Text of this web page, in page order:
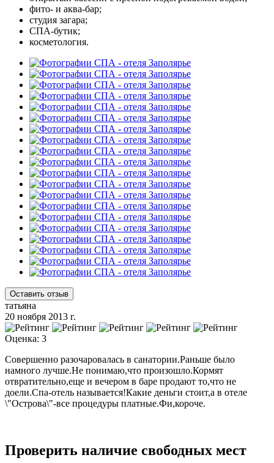
фито- и аква-бар;
студия загара;
СПА-бутик;
косметология.
Оставить отзыв
татьяна
20 ноября 2013 г.
Оценка: 3
Совершенно разочаровалась в санатории.Раньше было
намного лучше.Не понимаю,что произошло.Кормят
отвратительно,еще и вечером в баре продают то,что не
доели.Спа-отель называется!Какие деньги стоит,а в отеле
\"Острова\"-все процедуры платные.Фи,короче.
Проверить наличие свободных мест